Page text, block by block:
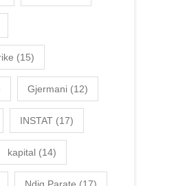
(15)
Gjermani (12)
INSTAT (17)
kapital (14)
Ndiq Parate (17)